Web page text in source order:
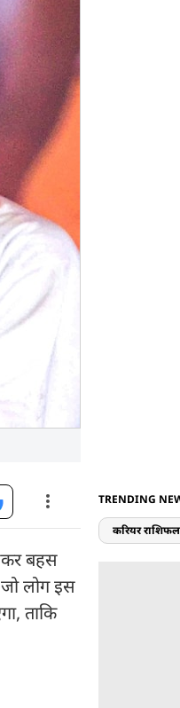
बहस
लोग इस
ताकि
TRENDING
करियर राशिफल